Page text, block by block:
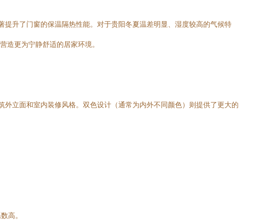
升了门窗的保温隔热性能。对于贵阳冬夏温差明显、湿度较高的气候特
造更为宁静舒适的居家环境。
立面和室内装修风格。双色设计（通常为内外不同颜色）则提供了更大的
高。